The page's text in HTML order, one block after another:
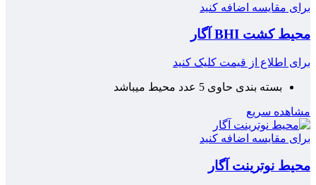
برای مقایسه اضافه کنید
محیط کشت BHI آگار
برای اطلاع از قیمت کلیک کنید
بسته بندی حاوی 5 عدد محیط میباشد
مشاهده سریع
برای مقایسه اضافه کنید
محیط نوترینت آگار